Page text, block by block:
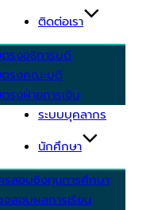
ติดต่อเรา
รงอธิการบดี
ตรงคณะบดี
รงฝ่ายการเงิน
ระบบบุคลากร
นักศึกษา
รสอบชิงทุนการศึกษา
สอบผลการเรียน